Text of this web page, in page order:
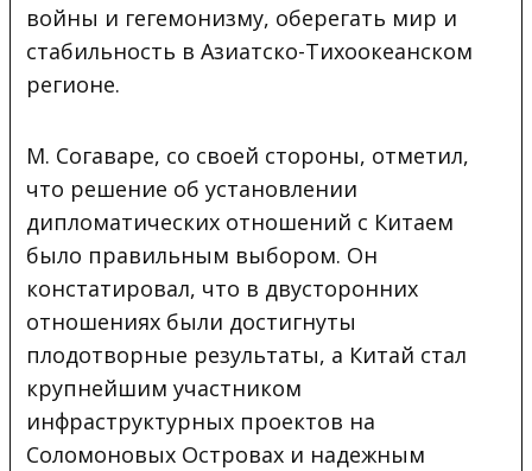
войны и гегемонизму, оберегать мир и
стабильность в Азиатско-Тихоокеанском
регионе.
М. Согаваре, со своей стороны, отметил,
что решение об установлении
дипломатических отношений с Китаем
было правильным выбором. Он
констатировал, что в двусторонних
отношениях были достигнуты
плодотворные результаты, а Китай стал
крупнейшим участником
инфраструктурных проектов на
Соломоновых Островах и надежным